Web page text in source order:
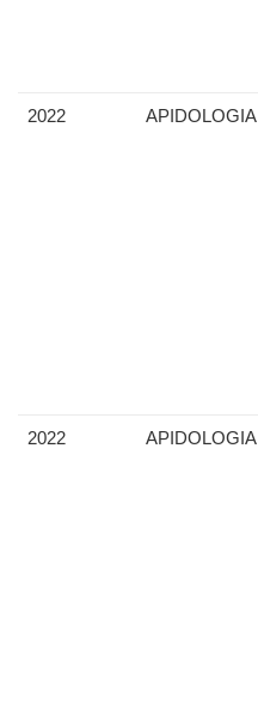
2022 APIDOLOGIA
2022 APIDOLOGIA